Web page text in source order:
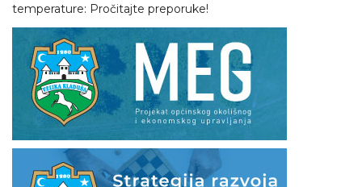
temperature: Pročitajte preporuke!